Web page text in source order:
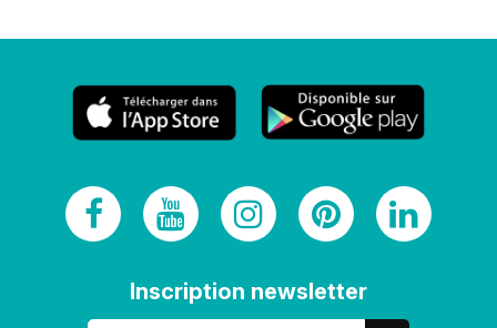
Inscription newsletter